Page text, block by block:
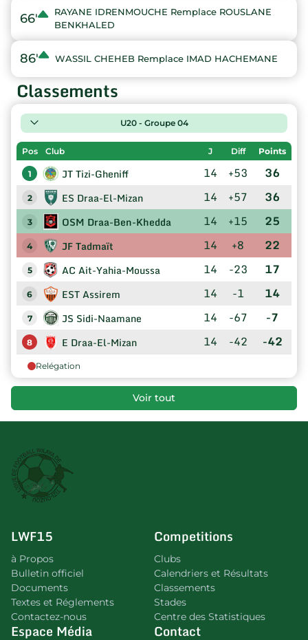
66'
RAYANE IDRENMOUCHE Remplace ROUSLANE
BENKHALED
86' WASSIL CHEHEB Remplace IMAD HACHEMANE
Classements
U20 - Groupe 04
Pos Club J Diff Points
1 JT Tizi-Gheniff 14 +53 36
2 ES Draa-El-Mizan 14 +57 36
3 OSM Draa-Ben-Khedda 14 +15 25
4 JF Tadmaït 14 +8 22
5 AC Ait-Yahia-Moussa 14 -23 17
6 EST Assirem 14 -1 14
7 JS Sidi-Naamane 14 -67 -7
8 E Draa-El-Mizan 14 -42 -42
Relégation
Voir tout
LWF15
à Propos
Bulletin officiel
Documents
Textes et Réglements
Contactez-nous
Competitions
Clubs
Calendriers et Résultats
Classements
Stades
Centre des Statistiques
Espace Média Contact